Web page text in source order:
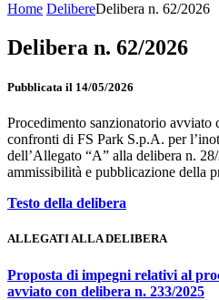
Home DelibereDelibera n. 62/2026
Delibera n. 62/2026
Pubblicata il 14/05/2026
Procedimento sanzionatorio avviato
confronti di FS Park S.p.A. per
dell’Allegato “A” alla delibera n.
ammissibilità e pubblicazione della
Testo della delibera
ALLEGATI ALLA DELIBERA
Proposta di impegni relativi al
avviato con delibera n. 233/2025